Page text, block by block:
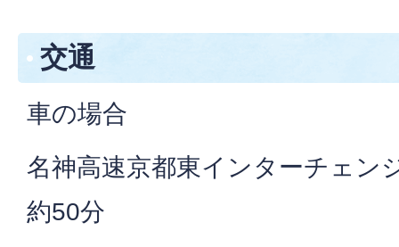
交通
車の場合
名神高速京都東インターチェン
約50分